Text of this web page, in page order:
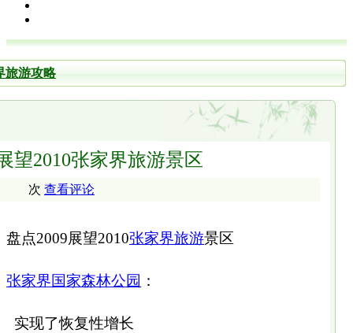
旅游攻略
望2010张家界旅游景区
次 查看评论
盘点2009展望2010张家界旅游景区
张家界国家森林公园 ：
实现了恢复性增长